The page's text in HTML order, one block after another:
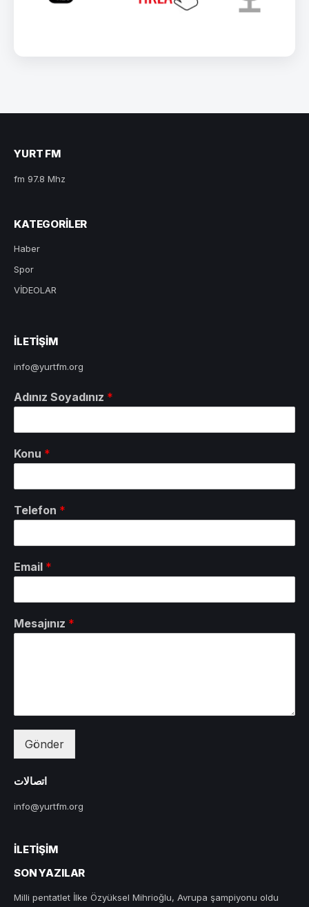
YURT FM
fm 97.8 Mhz
KATEGORILER
Haber
Spor
VİDEOLAR
ILETIŞIM
info@yurtfm.org
Adınız Soyadınız *
Konu *
Telefon *
Email *
Mesajınız *
Gönder
اتصالات
info@yurtfm.org
İLETIŞIM
SON YAZILAR
Milli pentatlet İlke Özyüksel Mihrioğlu, Avrupa şampiyonu oldu